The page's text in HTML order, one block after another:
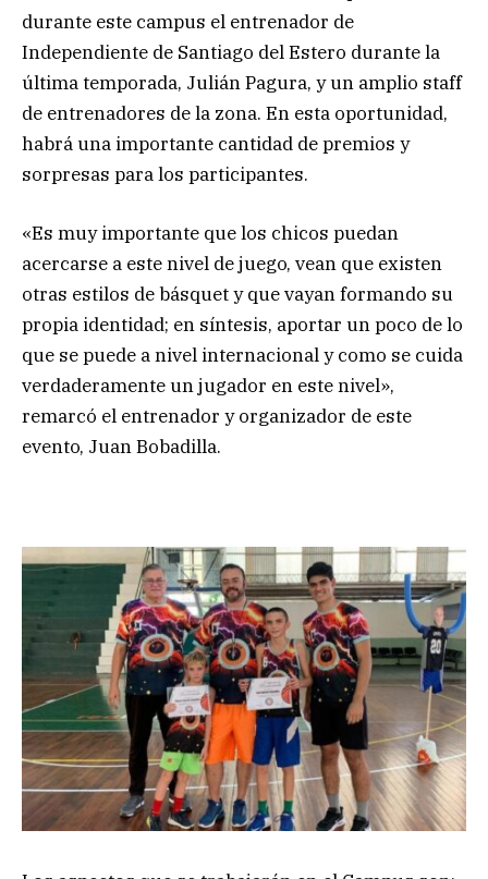
durante este campus el entrenador de
Independiente de Santiago del Estero durante la
última temporada, Julián Pagura, y un amplio staff
de entrenadores de la zona. En esta oportunidad,
habrá una importante cantidad de premios y
sorpresas para los participantes.
«Es muy importante que los chicos puedan
acercarse a este nivel de juego, vean que existen
otras estilos de básquet y que vayan formando su
propia identidad; en síntesis, aportar un poco de lo
que se puede a nivel internacional y como se cuida
verdaderamente un jugador en este nivel»,
remarcó el entrenador y organizador de este
evento, Juan Bobadilla.